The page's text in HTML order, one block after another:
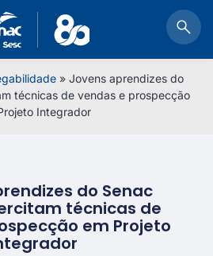
» Jovens aprendizes do
técnicas de vendas e prospecção
Integrador
do Senac
técnicas de
em Projeto